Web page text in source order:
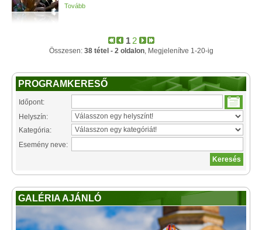
Tovább
1 2
Összesen: 38 tétel - 2 oldalon, Megjelenítve 1-20-ig
PROGRAMKERESŐ
Időpont:
Helyszín:
Kategória:
Esemény neve:
GALÉRIA AJÁNLÓ